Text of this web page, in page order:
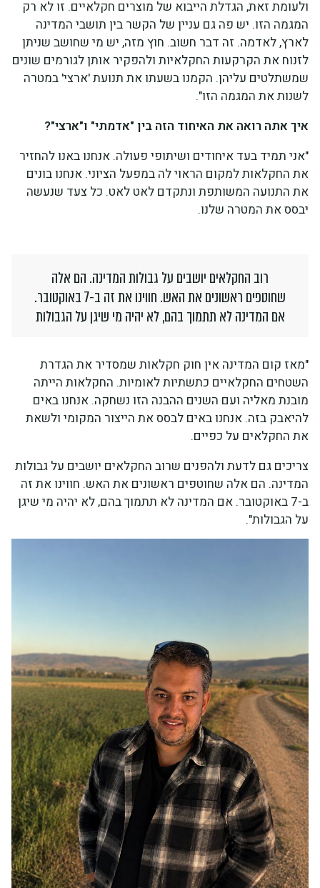
ולעומת זאת, הגדלת הייבוא של מוצרים חקלאיים. זו לא רק
המגמה הזו. יש פה גם עניין של הקשר בין תושבי המדינה
לארץ, לאדמה. זה דבר חשוב. חוץ מזה, יש מי שחושב שניתן
לזנוח את הקרקעות החקלאיות ולהפקיר אותן לגורמים שונים
שמשתלטים עליהן. הקמנו בשעתו את תנועת 'ארצי' במטרה
לשנות את המגמה הזו".
איך אתה רואה את האיחוד הזה בין "אדמתי" ו"ארצי"?
"אני תמיד בעד איחודים ושיתופי פעולה. אנחנו באנו להחזיר
את החקלאות למקום הראוי לה במפעל הציוני. אנחנו בונים
את התנועה המשותפת ונתקדם לאט לאט. כל צעד שנעשה
יבסס את המטרה שלנו.
רוב החקלאים יושבים על גבולות המדינה. הם אלה
שחוטפים ראשונים את האש. חווינו את זה ב-7 באוקטובר.
אם המדינה לא תתמוך בהם, לא יהיה מי שיגן על הגבולות
"מאז קום המדינה אין חוק חקלאות שמסדיר את הגדרת
השטחים החקלאיים כתשתיות לאומיות. החקלאות הייתה
מובנת מאליה ועם השנים ההבנה הזו נשחקה. אנחנו באים
להיאבק בזה. אנחנו באים לבסס את הייצור המקומי ולשאת
את החקלאים על כפיים.
צריכים גם לדעת ולהפנים שרוב החקלאים יושבים על גבולות
המדינה. הם אלה שחוטפים ראשונים את האש. חווינו את זה
ב-7 באוקטובר. אם המדינה לא תתמוך בהם, לא יהיה מי שיגן
על הגבולות".